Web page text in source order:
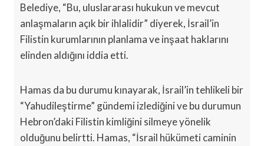
Belediye, “Bu, uluslararası hukukun ve mevcut
anlaşmaların açık bir ihlalidir” diyerek, İsrail’in
Filistin kurumlarının planlama ve inşaat haklarını
elinden aldığını iddia etti.
Hamas da bu durumu kınayarak, İsrail’in tehlikeli bir
“Yahudileştirme” gündemi izlediğini ve bu durumun
Hebron’daki Filistin kimliğini silmeye yönelik
olduğunu belirtti. Hamas, “İsrail hükümeti caminin